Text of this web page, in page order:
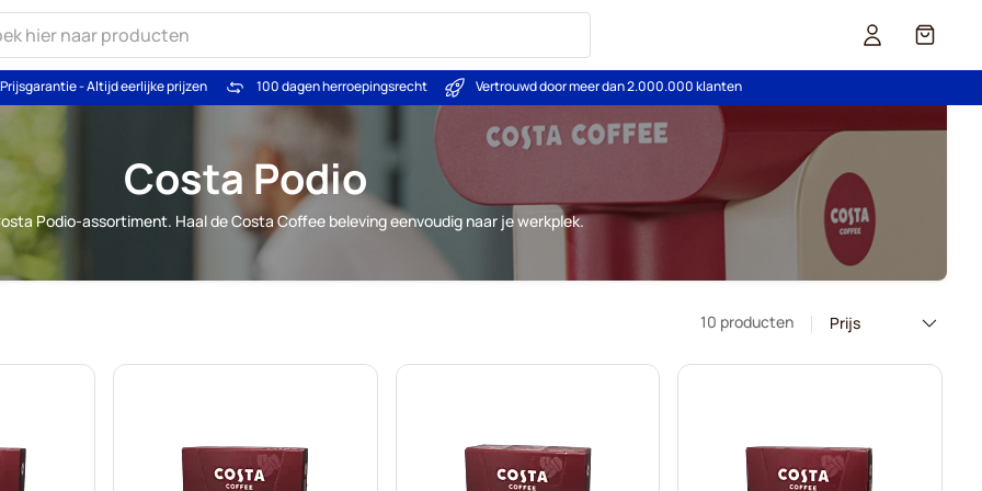
Cart
Prijsgarantie - Altijd eerlijke prijzen 100 dagen herroepingsrecht Vertrouwd door meer dan 2.000.000 klanten
Costa Podio
Podio-assortiment. Haal de Costa Coffee beleving eenvoudig naar je werkplek.
10 producten